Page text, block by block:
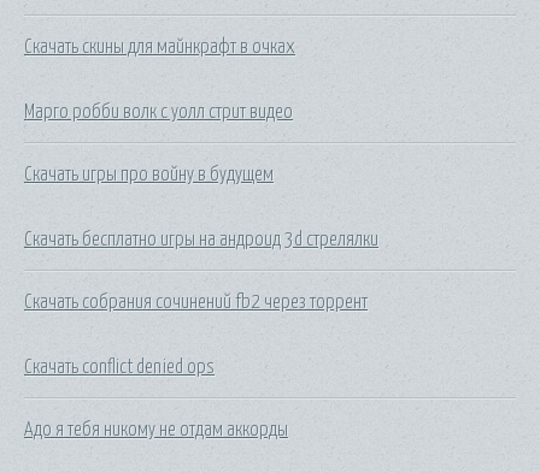
Скачать скины для майнкрафт в очках
Марго робби волк с уолл стрит видео
Скачать игры про войну в будущем
Скачать бесплатно игры на андроид 3d стрелялки
Скачать собрания сочинений fb2 через торрент
Скачать conflict denied ops
Адо я тебя никому не отдам аккорды